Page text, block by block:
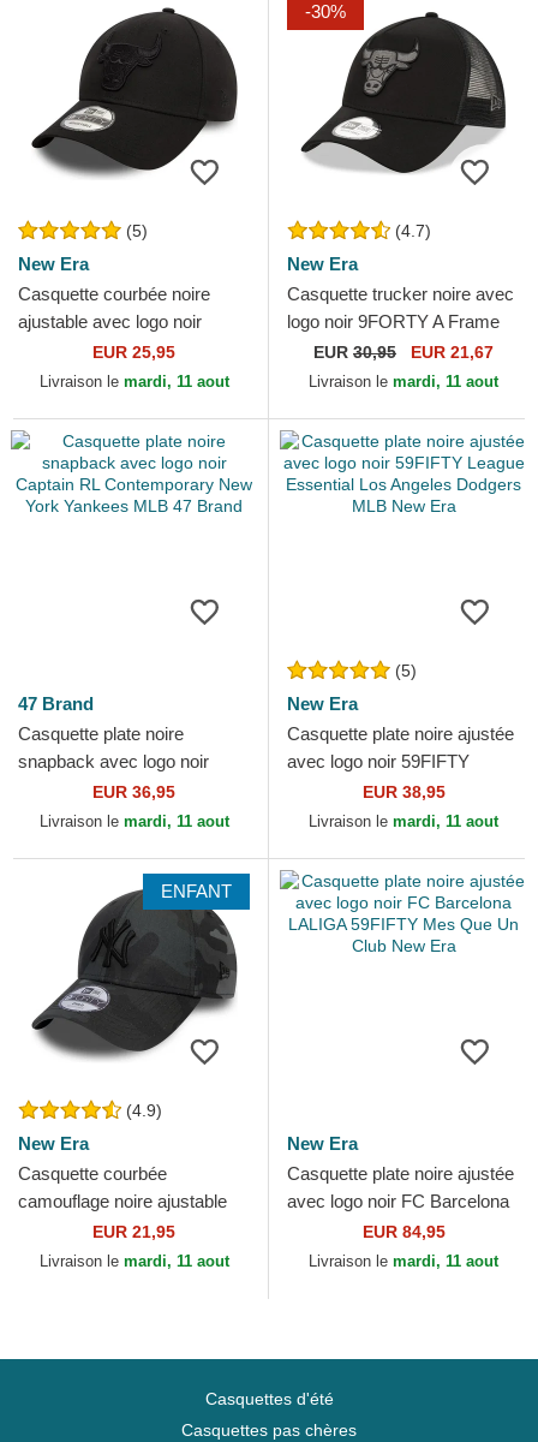
(5)
New Era
Casquette courbée noire
ajustable avec logo noir
9FORTY Essential Chicago
Bulls NBA New Era
EUR 25,95
Livraison le mardi, 11 aout
-30%
(4.7)
New Era
Casquette trucker noire avec
logo noir 9FORTY A Frame
Tonal Chicago Bulls NBA
New Era
EUR 30,95 EUR 21,67
Livraison le mardi, 11 aout
47 Brand
Casquette plate noire
snapback avec logo noir
Captain RL Contemporary
New York Yankees MLB 47
EUR 36,95
Livraison le mardi, 11 aout
(5)
New Era
Casquette plate noire ajustée
avec logo noir 59FIFTY
League Essential Los
Angeles Dodgers MLB New...
EUR 38,95
Livraison le mardi, 11 aout
ENFANT
(4.9)
New Era
Casquette courbée
camouflage noire ajustable
pour enfant avec logo noir
9FORTY League Essential...
EUR 21,95
Livraison le mardi, 11 aout
New Era
Casquette plate noire ajustée
avec logo noir FC Barcelona
LALIGA 59FIFTY Mes Que
Un Club New Era
EUR 84,95
Livraison le mardi, 11 aout
Casquettes d'été
Casquettes pas chères